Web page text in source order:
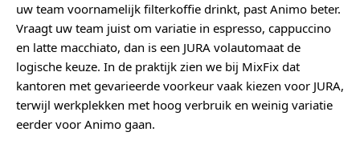
uw team voornamelijk filterkoffie drinkt, past Animo beter.
Vraagt uw team juist om variatie in espresso, cappuccino
en latte macchiato, dan is een JURA volautomaat de
logische keuze. In de praktijk zien we bij MixFix dat
kantoren met gevarieerde voorkeur vaak kiezen voor JURA,
terwijl werkplekken met hoog verbruik en weinig variatie
eerder voor Animo gaan.